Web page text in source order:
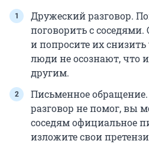
Дружеский разговор.
поговорить с
и попросите их
люди не осознают, что
другим.
Письменное
разговор не помог, вы
соседям официальное
изложите свои